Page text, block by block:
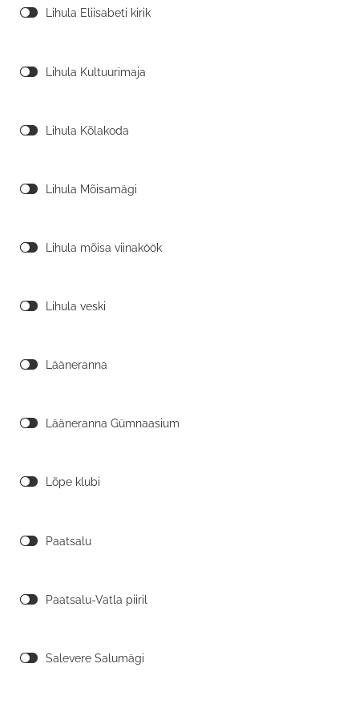
Lihula Eliisabeti kirik
Lihula Kultuurimaja
Lihula Kõlakoda
Lihula Mõisamägi
Lihula mõisa viinaköök
Lihula veski
Lääneranna
Lääneranna Gümnaasium
Lõpe klubi
Paatsalu
Paatsalu-Vatla piiril
Salevere Salumägi